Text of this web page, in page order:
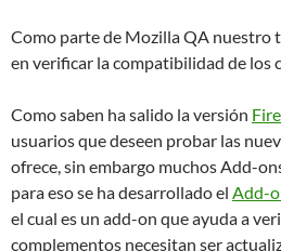
Como parte de Mozilla QA nuestro
en verificar la compatibilidad de los
Como saben ha salido la versión
usuarios que deseen probar las
ofrece, sin embargo muchos Add-
para eso se ha desarrollado el Add-
el cual es un add-on que ayuda a
complementos necesitan ser